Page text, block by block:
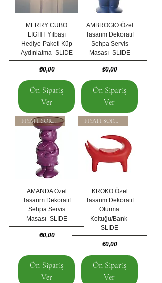
MERRY CUBO
LIGHT Yılbaşı
Hediye Paketi Küp
Aydınlatma- SLIDE
Fiyat
₺0,00
Ön Sipariş
Ver
AMBROGIO Özel
Tasarım Dekoratif
Sehpa Servis
Masası- SLIDE
Fiyat
₺0,00
Ön Sipariş
Ver
AMANDA Özel
Tasarım Dekoratif
Sehpa Servis
Masası- SLIDE
Fiyat
₺0,00
Ön Sipariş
Ver
KROKO Özel
Tasarım Dekoratif
Oturma
Koltuğu/Bank-
SLIDE
Fiyat
₺0,00
Ön Sipariş
Ver